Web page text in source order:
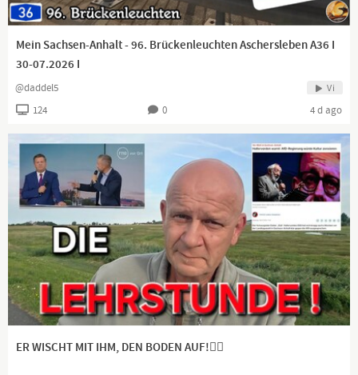
Mein Sachsen-Anhalt - 96. Brückenleuchten Aschersleben A36 I
30-07.2026 I
@daddel5 Vi
124 0 4 d ago
ER WISCHT MIT IHM, DEN BODEN AUF!👍🏻